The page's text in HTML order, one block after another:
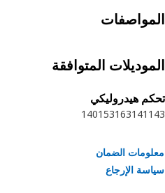
المتوافقة
هيدروليكي
141
163
153
140
الضمان
الإرجاع